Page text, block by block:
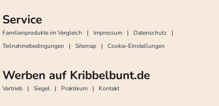
Service
Familienprodukte im Vergleich Impressum
Datenschutz
Teilnahmebedingungen
Sitemap Cookie-Einstellungen
Werben auf Kribbelbunt.de
Vertrieb Siegel Praktikum Kontakt